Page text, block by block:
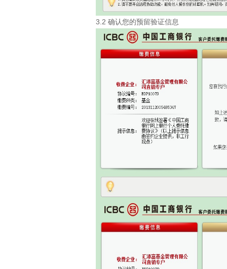
3.2 确认您的预留验证信息